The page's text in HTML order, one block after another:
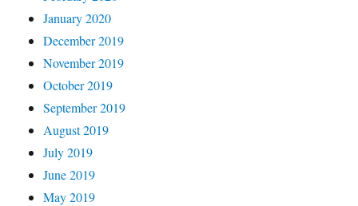
January 2020
December 2019
November 2019
October 2019
September 2019
August 2019
July 2019
June 2019
May 2019